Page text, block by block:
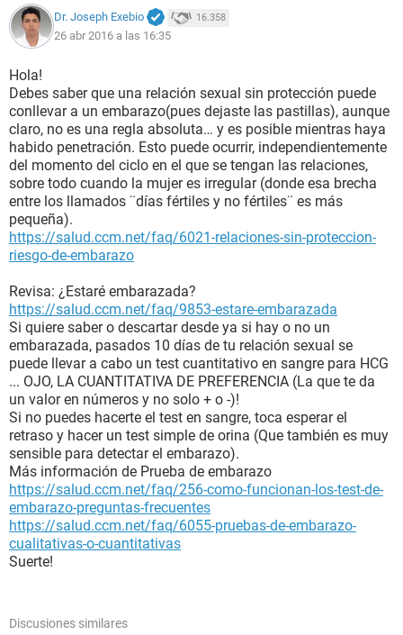
Dr. Joseph Exebio 16.358
26 abr 2016 a las 16:35
Hola!
Debes saber que una relación sexual sin protección puede
conllevar a un embarazo(pues dejaste las pastillas), aunque
claro, no es una regla absoluta… y es posible mientras haya
habido penetración. Esto puede ocurrir, independientemente
del momento del ciclo en el que se tengan las relaciones,
sobre todo cuando la mujer es irregular (donde esa brecha
entre los llamados ¨días fértiles y no fértiles¨ es más
pequeña).
https://salud.ccm.net/faq/6021-relaciones-sin-proteccion-
riesgo-de-embarazo
Revisa: ¿Estaré embarazada?
https://salud.ccm.net/faq/9853-estare-embarazada
Si quiere saber o descartar desde ya si hay o no un
embarazada, pasados 10 días de tu relación sexual se
puede llevar a cabo un test cuantitativo en sangre para HCG
... OJO, LA CUANTITATIVA DE PREFERENCIA (La que te da
un valor en números y no solo + o -)!
Si no puedes hacerte el test en sangre, toca esperar el
retraso y hacer un test simple de orina (Que también es muy
sensible para detectar el embarazo).
Más información de Prueba de embarazo
https://salud.ccm.net/faq/256-como-funcionan-los-test-de-
embarazo-preguntas-frecuentes
https://salud.ccm.net/faq/6055-pruebas-de-embarazo-
cualitativas-o-cuantitativas
Suerte!
Discusiones similares